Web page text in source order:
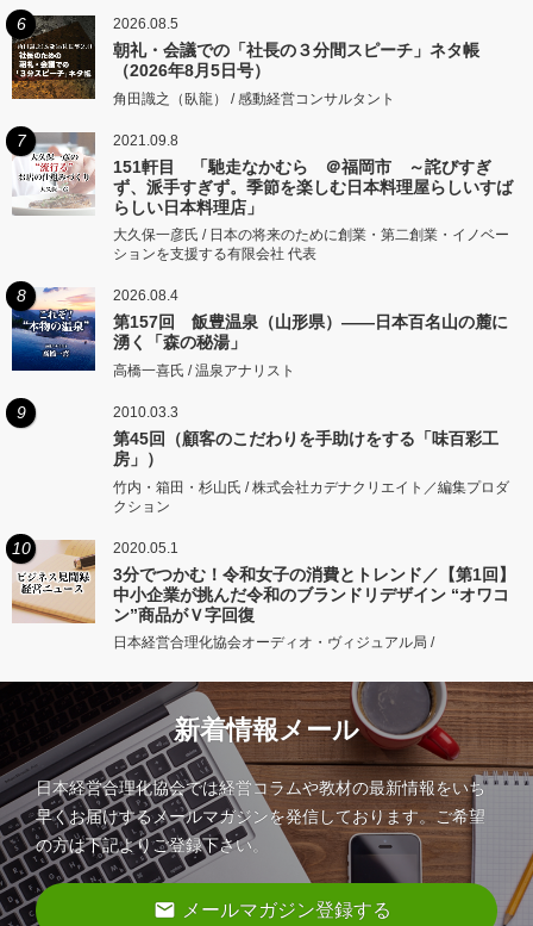
6 2026.08.5
朝礼・会議での「社長の３分間スピーチ」ネタ帳
（2026年8月5日号）
角田識之（臥龍） / 感動経営コンサルタント
7 2021.09.8
151軒目 「馳走なかむら ＠福岡市 ～詫びすぎ
ず、派手すぎず。季節を楽しむ日本料理屋らしいすば
らしい日本料理店」
大久保一彦氏 / 日本の将来のために創業・第二創業・イノベー
ションを支援する有限会社 代表
8 2026.08.4
第157回 飯豊温泉（山形県）――日本百名山の麓に
湧く「森の秘湯」
高橋一喜氏 / 温泉アナリスト
9 2010.03.3
第45回（顧客のこだわりを手助けをする「味百彩工
房」）
竹内・箱田・杉山氏 / 株式会社カデナクリエイト／編集プロダ
クション
10 2020.05.1
3分でつかむ！令和女子の消費とトレンド／【第1回】
中小企業が挑んだ令和のブランドリデザイン “オワコ
ン”商品がＶ字回復
日本経営合理化協会オーディオ・ヴィジュアル局 /
新着情報メール
日本経営合理化協会では経営コラムや教材の最新情報をいち
早くお届けするメールマガジンを発信しております。ご希望
の方は下記よりご登録下さい。
email メールマガジン登録する